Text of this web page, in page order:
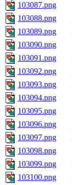
103087.png
103088.png
103089.png
103090.png
103091.png
103092.png
103093.png
103094.png
103095.png
103096.png
103097.png
103098.png
103099.png
103100.png